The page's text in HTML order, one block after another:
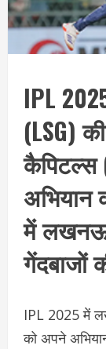
IPL
(LSG)
में लखनऊ
गेंदबाजों
IPL 2025 में
को अपने